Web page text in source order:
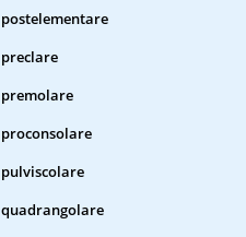
postelementare
preclare
premolare
proconsolare
pulviscolare
quadrangolare